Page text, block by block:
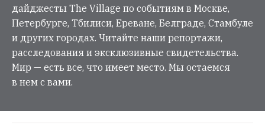
дайджесты The Village по событиям в Москве,
Петербурге, Тбилиси, Ереване, Белграде, Стамбуле
и других городах. Читайте наши репортажи,
расследования и эксклюзивные свидетельства.
Мир — есть все, что имеет место. Мы остаемся
в нем с вами.